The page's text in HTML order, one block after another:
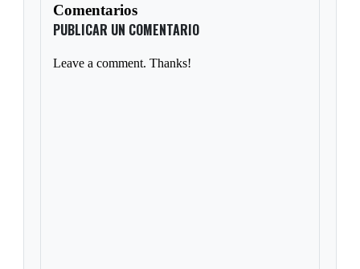
Comentarios
PUBLICAR UN COMENTARIO
Leave a comment. Thanks!